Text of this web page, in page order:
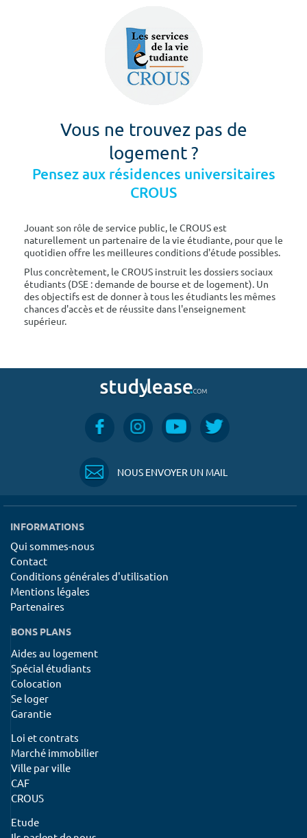
Vous ne trouvez pas de
logement ?
Pensez aux résidences universitaires
CROUS
Jouant son rôle de service public, le CROUS est
naturellement un partenaire de la vie étudiante, pour que le
quotidien offre les meilleures conditions d'étude possibles.
Plus concrètement, le CROUS instruit les dossiers sociaux
étudiants (DSE : demande de bourse et de logement). Un
des objectifs est de donner à tous les étudiants les mêmes
chances d'accès et de réussite dans l'enseignement
supérieur.
NOUS ENVOYER UN MAIL
INFORMATIONS
Qui sommes-nous
Contact
Conditions générales d'utilisation
Mentions légales
Partenaires
BONS PLANS
Aides au logement
Spécial étudiants
Colocation
Se loger
Garantie
Loi et contrats
Marché immobilier
Ville par ville
CAF
CROUS
Etude